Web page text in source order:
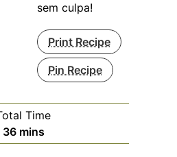
sem culpa!
Print Recipe
Pin Recipe
Time
36minutes
mins